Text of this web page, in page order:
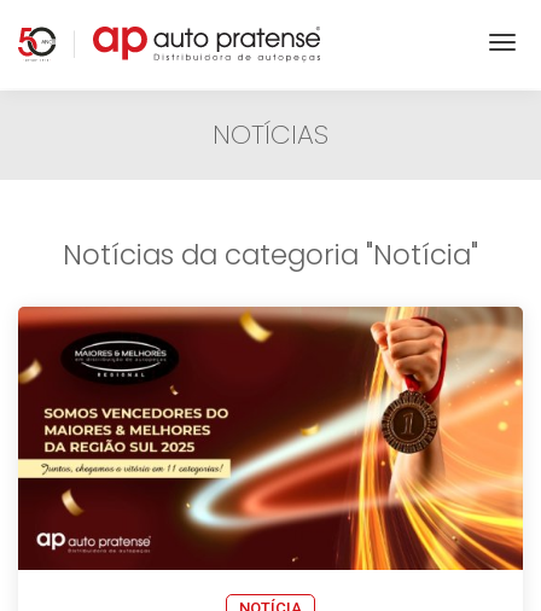
NOTÍCIAS
Notícias da categoria "Notícia"
NOTÍCIA